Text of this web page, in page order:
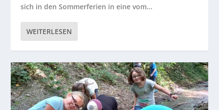
sich in den Sommerferien in eine vom...
WEITERLESEN